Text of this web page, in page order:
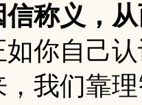
信称义，
你自己
我们靠